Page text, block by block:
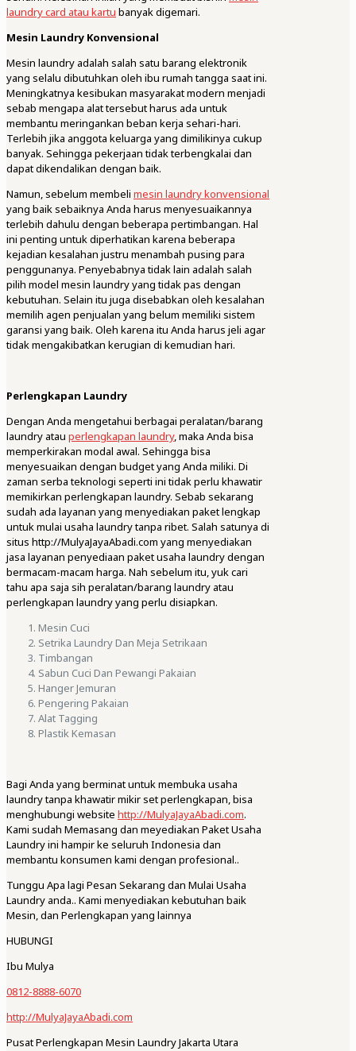
laundry card atau kartu banyak digemari.
Mesin Laundry Konvensional
Mesin laundry adalah salah satu barang elektronik
yang selalu dibutuhkan oleh ibu rumah tangga saat ini.
Meningkatnya kesibukan masyarakat modern menjadi
sebab mengapa alat tersebut harus ada untuk
membantu meringankan beban kerja sehari-hari.
Terlebih jika anggota keluarga yang dimilikinya cukup
banyak. Sehingga pekerjaan tidak terbengkalai dan
dapat dikendalikan dengan baik.
Namun, sebelum membeli mesin laundry konvensional
yang baik sebaiknya Anda harus menyesuaikannya
terlebih dahulu dengan beberapa pertimbangan. Hal
ini penting untuk diperhatikan karena beberapa
kejadian kesalahan justru menambah pusing para
penggunanya. Penyebabnya tidak lain adalah salah
pilih model mesin laundry yang tidak pas dengan
kebutuhan. Selain itu juga disebabkan oleh kesalahan
memilih agen penjualan yang belum memiliki sistem
garansi yang baik. Oleh karena itu Anda harus jeli agar
tidak mengakibatkan kerugian di kemudian hari.
Perlengkapan Laundry
Dengan Anda mengetahui berbagai peralatan/barang
laundry atau perlengkapan laundry, maka Anda bisa
memperkirakan modal awal. Sehingga bisa
menyesuaikan dengan budget yang Anda miliki. Di
zaman serba teknologi seperti ini tidak perlu khawatir
memikirkan perlengkapan laundry. Sebab sekarang
sudah ada layanan yang menyediakan paket lengkap
untuk mulai usaha laundry tanpa ribet. Salah satunya di
situs http://MulyaJayaAbadi.com yang menyediakan
jasa layanan penyediaan paket usaha laundry dengan
bermacam-macam harga. Nah sebelum itu, yuk cari
tahu apa saja sih peralatan/barang laundry atau
perlengkapan laundry yang perlu disiapkan.
Mesin Cuci
Setrika Laundry Dan Meja Setrikaan
Timbangan
Sabun Cuci Dan Pewangi Pakaian
Hanger Jemuran
Pengering Pakaian
Alat Tagging
Plastik Kemasan
Bagi Anda yang berminat untuk membuka usaha
laundry tanpa khawatir mikir set perlengkapan, bisa
menghubungi website http://MulyaJayaAbadi.com.
Kami sudah Memasang dan meyediakan Paket Usaha
Laundry ini hampir ke seluruh Indonesia dan
membantu konsumen kami dengan profesional..
Tunggu Apa lagi Pesan Sekarang dan Mulai Usaha
Laundry anda.. Kami menyediakan kebutuhan baik
Mesin, dan Perlengkapan yang lainnya
HUBUNGI
Ibu Mulya
0812-8888-6070
http://MulyaJayaAbadi.com
Pusat Perlengkapan Mesin Laundry Jakarta Utara